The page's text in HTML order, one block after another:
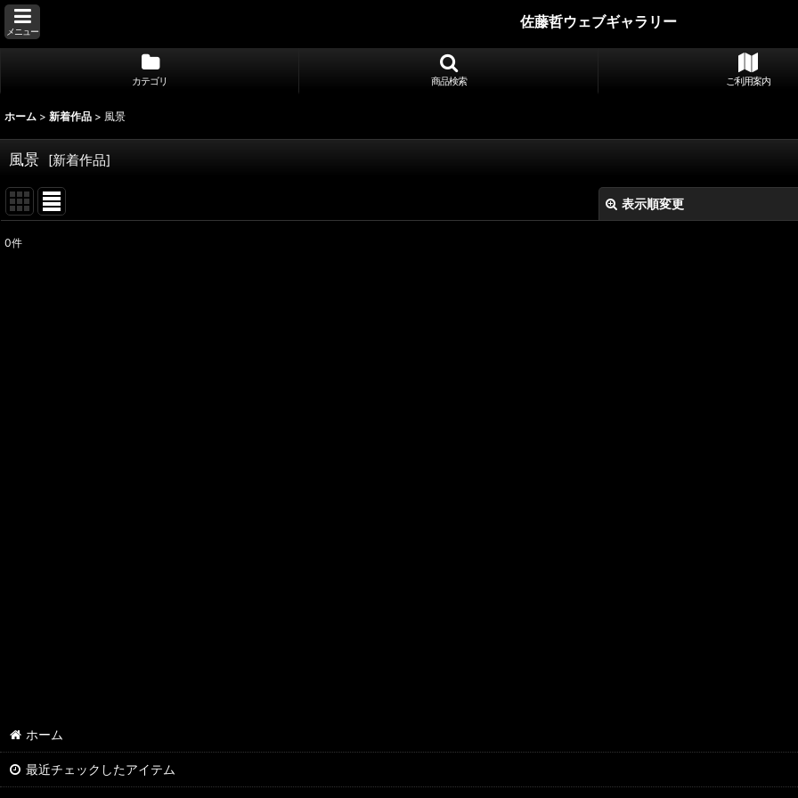
メニュー
佐藤哲ウェブギャラリー
カテゴリ 商品検索 ご利用案内
ホーム > 新着作品 > 風景
風景 [新着作品]
表示順変更
0件
ホーム
最近チェックしたアイテム